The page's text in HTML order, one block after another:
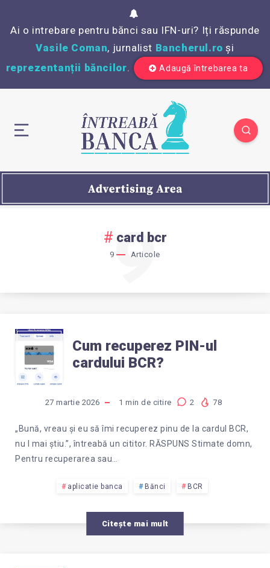
Ai o intrebare pentru bănci sau IFN-uri? Iți răspunde
Vasile Coman, jurnalist Bancherul.ro și
reprezentanții băncilor. Adaugă întrebarea ta
card bcr
9 Articole
9
CUM
RECUPEREZ
PIN-
UL
CARDULUI
BCR?
Cum recuperez PIN-ul
cardului BCR?
27 martie 2026 1 min de citire 2 78
„Bună, vreau și eu să îmi recuperez pinu de la cardul BCR,
nu l mai știu.”, întreabă un cititor. RĂSPUNS Stimate domn,
Pentru recuperarea sau…
aplicatie banca Bănci BCR
Citește mai mult